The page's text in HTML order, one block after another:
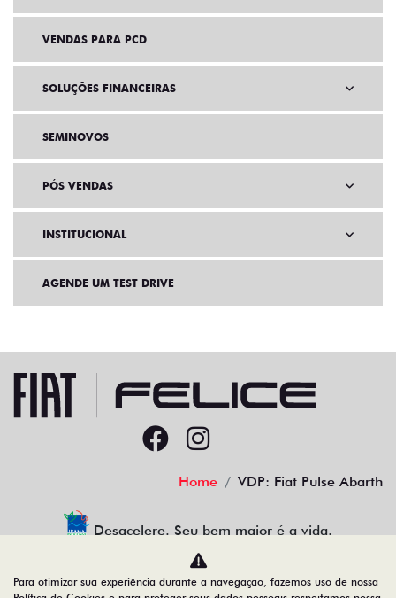
VENDAS PARA PCD
SOLUÇÕES FINANCEIRAS
SEMINOVOS
PÓS VENDAS
INSTITUCIONAL
AGENDE UM TEST DRIVE
Home VDP: Fiat Pulse Abarth
Desacelere. Seu bem maior é a vida.
Para otimizar sua experiência durante a navegação, fazemos uso de nossa